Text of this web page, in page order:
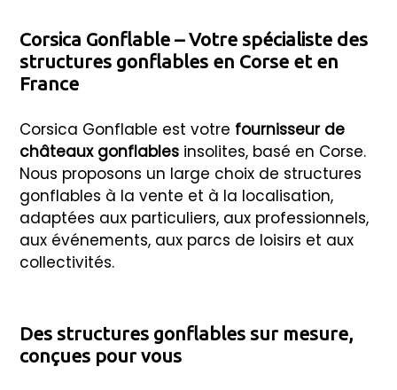
Corsica Gonflable – Votre spécialiste des
structures gonflables en Corse et en
France
Corsica Gonflable est votre fournisseur de
châteaux gonflables insolites, basé en Corse.
Nous proposons un large choix de structures
gonflables à la vente et à la localisation,
adaptées aux particuliers, aux professionnels,
aux événements, aux parcs de loisirs et aux
collectivités.
Des structures gonflables sur mesure,
conçues pour vous